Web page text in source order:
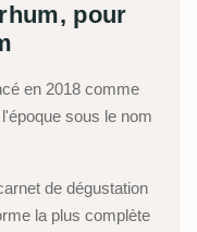
pour
en 2018 comme
sous le nom
de dégustation
la plus complète